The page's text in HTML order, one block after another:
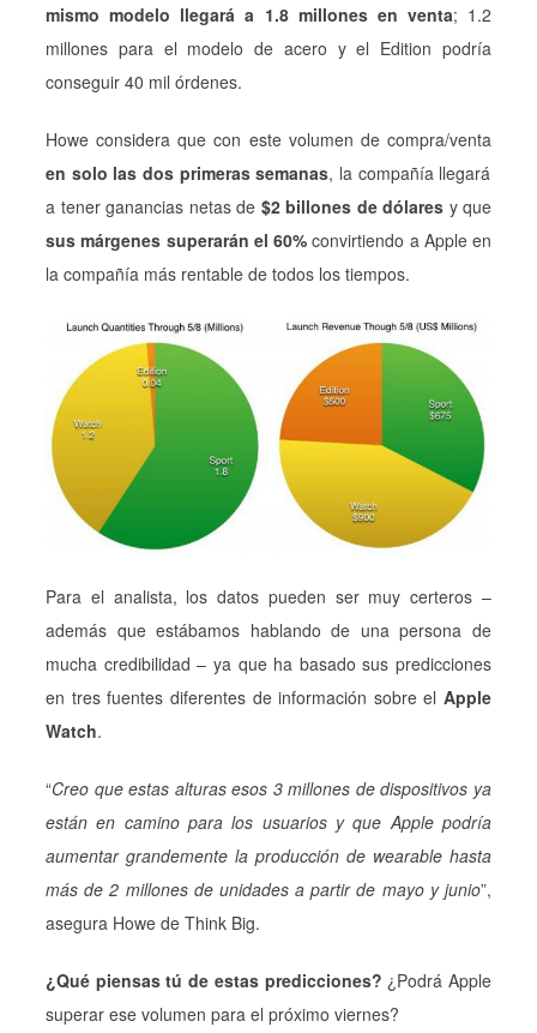
mismo modelo llegará a 1.8 millones en venta; 1.2
millones para el modelo de acero y el Edition podría
conseguir 40 mil órdenes.
Howe considera que con este volumen de compra/venta
en solo las dos primeras semanas, la compañía llegará
a tener ganancias netas de $2 billones de dólares y que
sus márgenes superarán el 60% convirtiendo a Apple en
la compañía más rentable de todos los tiempos.
Para el analista, los datos pueden ser muy certeros –
además que estábamos hablando de una persona de
mucha credibilidad – ya que ha basado sus predicciones
en tres fuentes diferentes de información sobre el Apple
Watch.
“Creo que estas alturas esos 3 millones de dispositivos ya
están en camino para los usuarios y que Apple podría
aumentar grandemente la producción de wearable hasta
más de 2 millones de unidades a partir de mayo y junio”,
asegura Howe de Think Big.
¿Qué piensas tú de estas predicciones? ¿Podrá Apple
superar ese volumen para el próximo viernes?